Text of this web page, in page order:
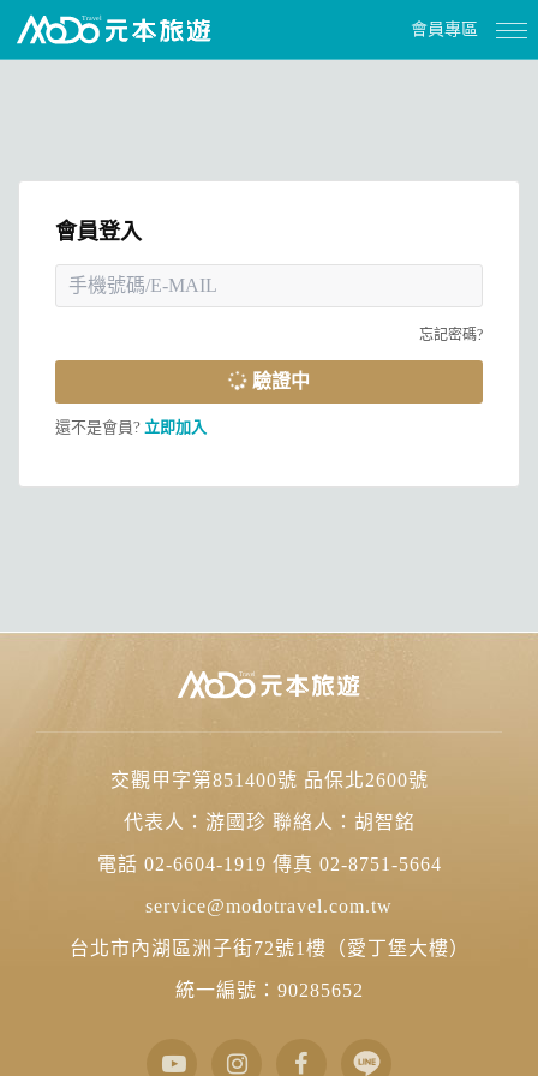
會員專區
會員登入
忘記密碼?
驗證中
還不是會員? 立即加入
交觀甲字第851400號 品保北2600號
代表人：游國珍 聯絡人：胡智銘
電話 02-6604-1919 傳真 02-8751-5664
service@modotravel.com.tw
台北市內湖區洲子街72號1樓（愛丁堡大樓）
統一編號：90285652